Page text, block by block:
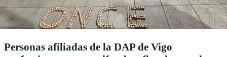
Personas afiliadas de la DAP de Vigo